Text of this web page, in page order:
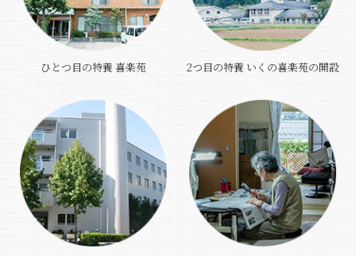
ひとつ目の特養 喜楽苑 2つ目の特養 いくの喜楽苑の開設